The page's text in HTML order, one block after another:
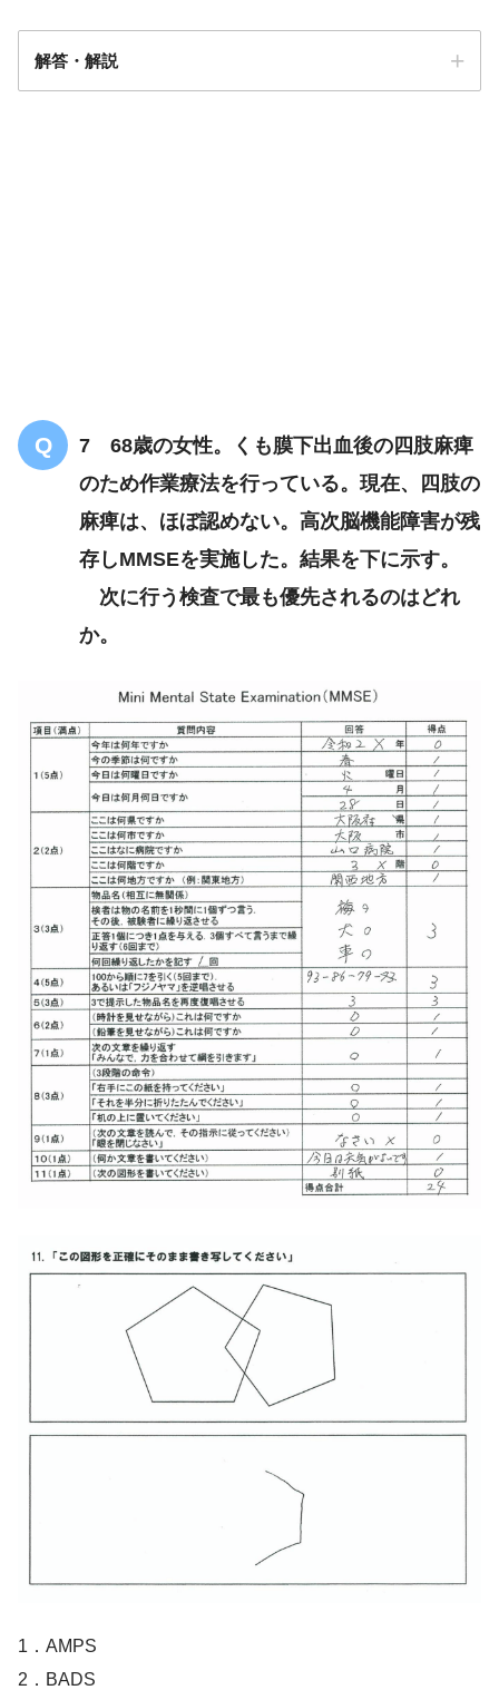
解答・解説
7 68歳の女性。くも膜下出血後の四肢麻痺
のため作業療法を行っている。現在、四肢の
麻痺は、ほぼ認めない。高次脳機能障害が残
存しMMSEを実施した。結果を下に示す。
次に行う検査で最も優先されるのはどれ
か。
1．AMPS
2．BADS